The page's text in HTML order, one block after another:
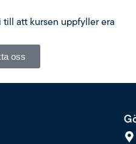
till att kursen uppfyller era
oss